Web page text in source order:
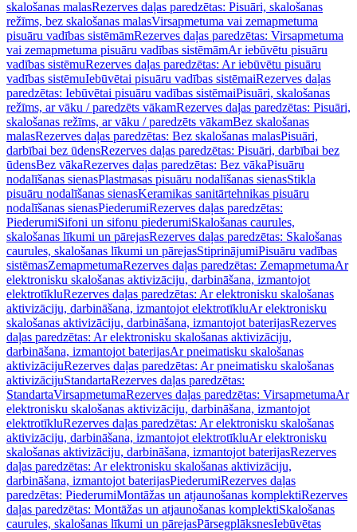
skalošanas malasRezerves daļas paredzētas: Pisuāri, skalošanas
režīms, bez skalošanas malasVirsapmetuma vai zemapmetuma
pisuāru vadības sistēmāmRezerves daļas paredzētas: Virsapmetuma
vai zemapmetuma pisuāru vadības sistēmāmAr iebūvētu pisuāru
vadības sistēmuRezerves daļas paredzētas: Ar iebūvētu pisuāru
vadības sistēmuIebūvētai pisuāru vadības sistēmaiRezerves daļas
paredzētas: Iebūvētai pisuāru vadības sistēmaiPisuāri, skalošanas
režīms, ar vāku / paredzēts vākamRezerves daļas paredzētas: Pisuāri,
skalošanas režīms, ar vāku / paredzēts vākamBez skalošanas
malasRezerves daļas paredzētas: Bez skalošanas malasPisuāri,
darbībai bez ūdensRezerves daļas paredzētas: Pisuāri, darbībai bez
ūdensBez vākaRezerves daļas paredzētas: Bez vākaPisuāru
nodalīšanas sienasPlastmasas pisuāru nodalīšanas sienasStikla
pisuāru nodalīšanas sienasKeramikas sanitārtehnikas pisuāru
nodalīšanas sienasPiederumiRezerves daļas paredzētas:
PiederumiSifoni un sifonu piederumiSkalošanas caurules,
skalošanas līkumi un pārejasRezerves daļas paredzētas: Skalošanas
caurules, skalošanas līkumi un pārejasStiprinājumiPisuāru vadības
sistēmasZemapmetumaRezerves daļas paredzētas: ZemapmetumaAr
elektronisku skalošanas aktivizāciju, darbināšana, izmantojot
elektrotīkluRezerves daļas paredzētas: Ar elektronisku skalošanas
aktivizāciju, darbināšana, izmantojot elektrotīkluAr elektronisku
skalošanas aktivizāciju, darbināšana, izmantojot baterijasRezerves
daļas paredzētas: Ar elektronisku skalošanas aktivizāciju,
darbināšana, izmantojot baterijasAr pneimatisku skalošanas
aktivizācijuRezerves daļas paredzētas: Ar pneimatisku skalošanas
aktivizācijuStandartaRezerves daļas paredzētas:
StandartaVirsapmetumaRezerves daļas paredzētas: VirsapmetumaAr
elektronisku skalošanas aktivizāciju, darbināšana, izmantojot
elektrotīkluRezerves daļas paredzētas: Ar elektronisku skalošanas
aktivizāciju, darbināšana, izmantojot elektrotīkluAr elektronisku
skalošanas aktivizāciju, darbināšana, izmantojot baterijasRezerves
daļas paredzētas: Ar elektronisku skalošanas aktivizāciju,
darbināšana, izmantojot baterijasPiederumiRezerves daļas
paredzētas: PiederumiMontāžas un atjaunošanas komplektiRezerves
daļas paredzētas: Montāžas un atjaunošanas komplektiSkalošanas
caurules, skalošanas līkumi un pārejasPārsegplāksnesIebūvētas